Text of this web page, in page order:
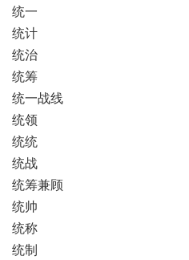
统一
统计
统治
统筹
统一战线
统领
统统
统战
统筹兼顾
统帅
统称
统制